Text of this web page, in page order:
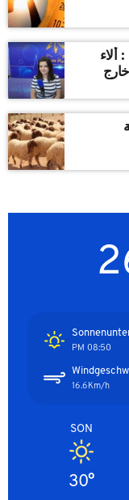
: ألاء
08:50 PM
16.6Km/h
SON
30°